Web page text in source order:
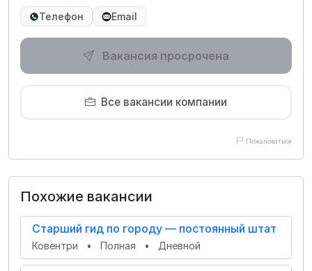
Телефон
Email
Вакансия просрочена
Все вакансии компании
Пожаловаться
Похожие вакансии
Старший гид по городу — постоянный штат
Ковентри • Полная • Дневной